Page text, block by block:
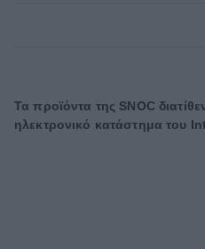
Τα προϊόντα της SNOC
ηλεκτρονικό κατάστημα του